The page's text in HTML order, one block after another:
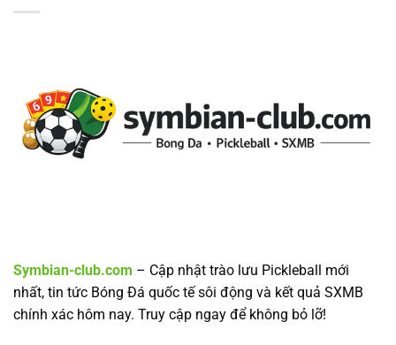
Symbian-club.com – Cập nhật trào lưu Pickleball mới
nhất, tin tức Bóng Đá quốc tế sôi động và kết quả SXMB
chính xác hôm nay. Truy cập ngay để không bỏ lỡ!